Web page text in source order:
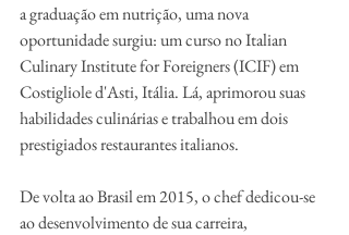
a graduação em nutrição, uma nova
oportunidade surgiu: um curso no Italian
Culinary Institute for Foreigners (ICIF) em
Costigliole d'Asti, Itália. Lá, aprimorou suas
habilidades culinárias e trabalhou em dois
prestigiados restaurantes italianos.
De volta ao Brasil em 2015, o chef dedicou-se
ao desenvolvimento de sua carreira,